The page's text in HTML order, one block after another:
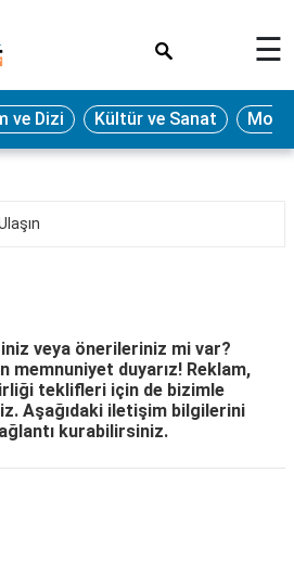
☰
ve Dizi Kültür ve Sanat
veya önerileriniz mi var?
memnuniyet duyarız! Reklam,
teklifleri için de bizimle
Aşağıdaki iletişim bilgilerini
kurabilirsiniz.